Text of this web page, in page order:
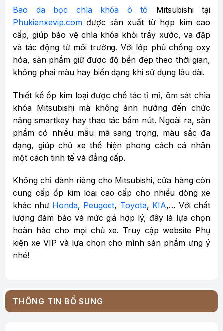
Bao da bọc chìa khóa ô tô Mitsubishi tại
Phukienxevip.com được sản xuất từ hợp kim cao
cấp, giúp bảo vệ chìa khóa khỏi trầy xước, va đập
và tác động từ môi trường. Với lớp phủ chống oxy
hóa, sản phẩm giữ được độ bền đẹp theo thời gian,
không phai màu hay biến dạng khi sử dụng lâu dài.
Thiết kế ốp kim loại được chế tác tỉ mỉ, ôm sát chìa
khóa Mitsubishi mà không ảnh hưởng đến chức
năng smartkey hay thao tác bấm nút. Ngoài ra, sản
phẩm có nhiều mẫu mã sang trọng, màu sắc đa
dạng, giúp chủ xe thể hiện phong cách cá nhân
một cách tinh tế và đẳng cấp.
Không chỉ dành riêng cho Mitsubishi, cửa hàng còn
cung cấp ốp kim loại cao cấp cho nhiều dòng xe
khác như Honda, Peugoet, Toyota, KIA,… Với chất
lượng đảm bảo và mức giá hợp lý, đây là lựa chọn
hoàn hảo cho mọi chủ xe. Truy cập website Phụ
kiện xe VIP và lựa chọn cho mình sản phẩm ưng ý
nhé!
THÔNG TIN BỔ SUNG